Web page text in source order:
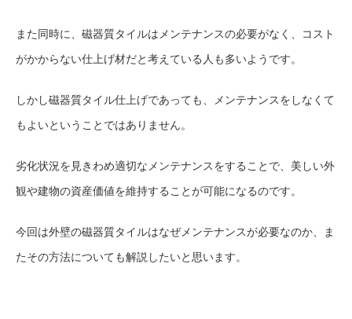
また同時に、磁器質タイルはメンテナンスの必要がなく、コスト
がかからない仕上げ材だと考えている人も多いようです。
しかし磁器質タイル仕上げであっても、メンテナンスをしなくて
もよいということではありません。
劣化状況を見きわめ適切なメンテナンスをすることで、美しい外
観や建物の資産価値を維持することが可能になるのです。
今回は外壁の磁器質タイルはなぜメンテナンスが必要なのか、ま
たその方法についても解説したいと思います。